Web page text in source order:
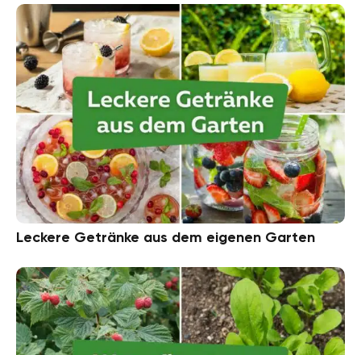
Leckere Getränke aus dem eigenen Garten